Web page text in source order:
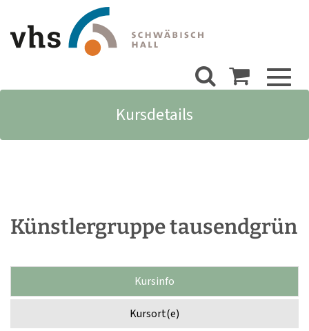
Kursdetails
Künstlergruppe tausendgrün
Kursinfo
Kursort(e)